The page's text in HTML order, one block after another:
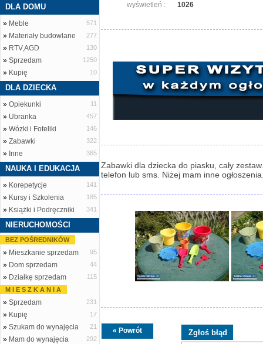
DLA DOMU
» Meble 571
» Materiały budowlane 277
» RTV,AGD 130
» Sprzedam 1250
» Kupię 10
DLA DZIECKA
» Opiekunki 11
» Ubranka 457
» Wózki i Foteliki 146
» Zabawki 322
» Inne 365
NAUKA I EDUKACJA
» Korepetycje 141
» Kursy i Szkolenia 185
» Książki i Podręczniki 341
NIERUCHOMOŚCI
BEZ POŚREDNIKÓW
» Mieszkanie sprzedam 95
» Dom sprzedam 44
» Działkę sprzedam
115
M I E S Z K A N I A
» Sprzedam 231
» Kupię 17
» Szukam do wynajęcia 21
» Mam do wynajęcia 292
wyświetleń :
1026
Zabawki dla dziecka do piasku, cały
telefon lub sms. Niżej mam inne
« Powrót